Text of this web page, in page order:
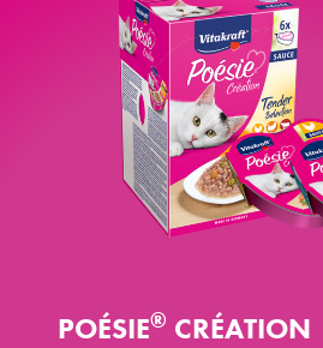
POÉSIE® CRÉATION